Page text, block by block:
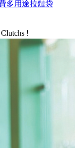
多用途拉鏈袋
!